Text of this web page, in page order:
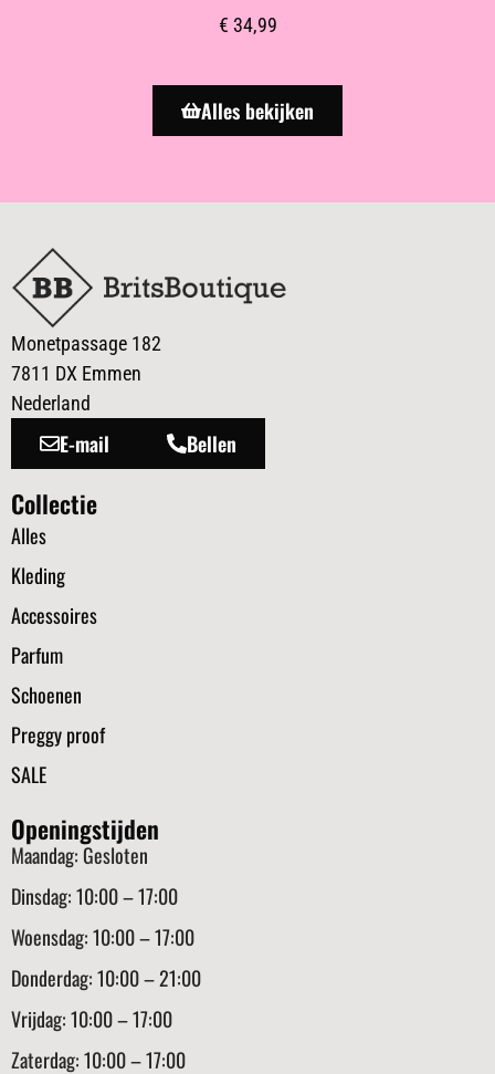
€ 34,99
Alles bekijken
Monetpassage 182
7811 DX Emmen
Nederland
E-mail Bellen
Collectie
Alles
Kleding
Accessoires
Parfum
Schoenen
Preggy proof
SALE
Openingstijden
Maandag: Gesloten
Dinsdag: 10:00 – 17:00
Woensdag: 10:00 – 17:00
Donderdag: 10:00 – 21:00
Vrijdag: 10:00 – 17:00
Zaterdag: 10:00 – 17:00